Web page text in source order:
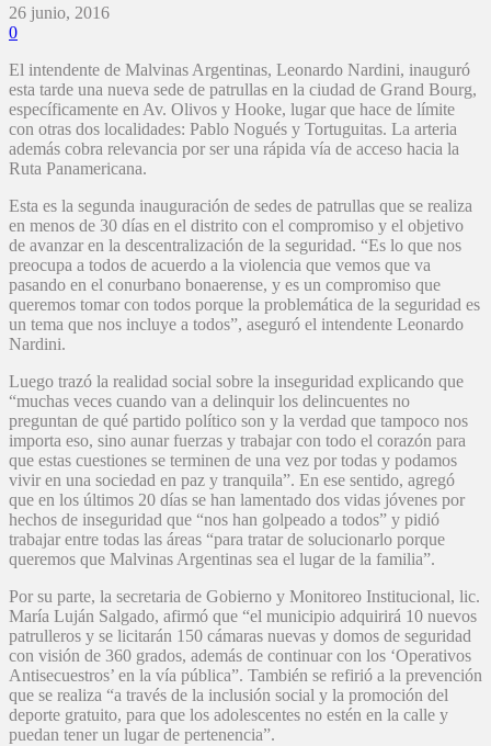
26 junio, 2016
0
El intendente de Malvinas Argentinas, Leonardo Nardini, inauguró
esta tarde una nueva sede de patrullas en la ciudad de Grand Bourg,
específicamente en Av. Olivos y Hooke, lugar que hace de límite
con otras dos localidades: Pablo Nogués y Tortuguitas. La arteria
además cobra relevancia por ser una rápida vía de acceso hacia la
Ruta Panamericana.
Esta es la segunda inauguración de sedes de patrullas que se realiza
en menos de 30 días en el distrito con el compromiso y el objetivo
de avanzar en la descentralización de la seguridad. “Es lo que nos
preocupa a todos de acuerdo a la violencia que vemos que va
pasando en el conurbano bonaerense, y es un compromiso que
queremos tomar con todos porque la problemática de la seguridad es
un tema que nos incluye a todos”, aseguró el intendente Leonardo
Nardini.
Luego trazó la realidad social sobre la inseguridad explicando que
“muchas veces cuando van a delinquir los delincuentes no
preguntan de qué partido político son y la verdad que tampoco nos
importa eso, sino aunar fuerzas y trabajar con todo el corazón para
que estas cuestiones se terminen de una vez por todas y podamos
vivir en una sociedad en paz y tranquila”. En ese sentido, agregó
que en los últimos 20 días se han lamentado dos vidas jóvenes por
hechos de inseguridad que “nos han golpeado a todos” y pidió
trabajar entre todas las áreas “para tratar de solucionarlo porque
queremos que Malvinas Argentinas sea el lugar de la familia”.
Por su parte, la secretaria de Gobierno y Monitoreo Institucional, lic.
María Luján Salgado, afirmó que “el municipio adquirirá 10 nuevos
patrulleros y se licitarán 150 cámaras nuevas y domos de seguridad
con visión de 360 grados, además de continuar con los ‘Operativos
Antisecuestros’ en la vía pública”. También se refirió a la prevención
que se realiza “a través de la inclusión social y la promoción del
deporte gratuito, para que los adolescentes no estén en la calle y
puedan tener un lugar de pertenencia”.